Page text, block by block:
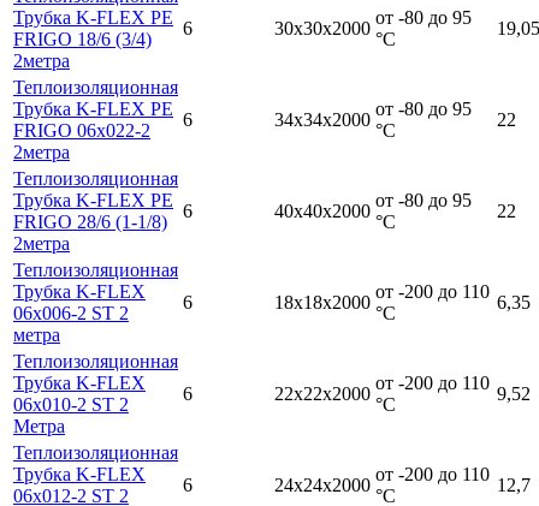
Трубка K-FLEX PE
FRIGO 18/6 (3/4)
2метра
6 30х30х2000
от -80 до 95
°С
19,05
Теплоизоляционная
Трубка K-FLEX PE
FRIGO 06x022-2
2метра
6 34х34х2000
от -80 до 95
°С
22
Теплоизоляционная
Трубка K-FLEX PE
FRIGO 28/6 (1-1/8)
2метра
6 40х40х2000
от -80 до 95
°С
22
Теплоизоляционная
Трубка K-FLEX
06x006-2 ST 2
метра
6 18х18х2000
от -200 до 110
°С
6,35
Теплоизоляционная
Трубка K-FLEX
06x010-2 ST 2
Метра
6 22х22х2000
от -200 до 110
°С
9,52
Теплоизоляционная
Трубка K-FLEX
06x012-2 ST 2
6 24х24х2000
от -200 до 110
°С
12,7